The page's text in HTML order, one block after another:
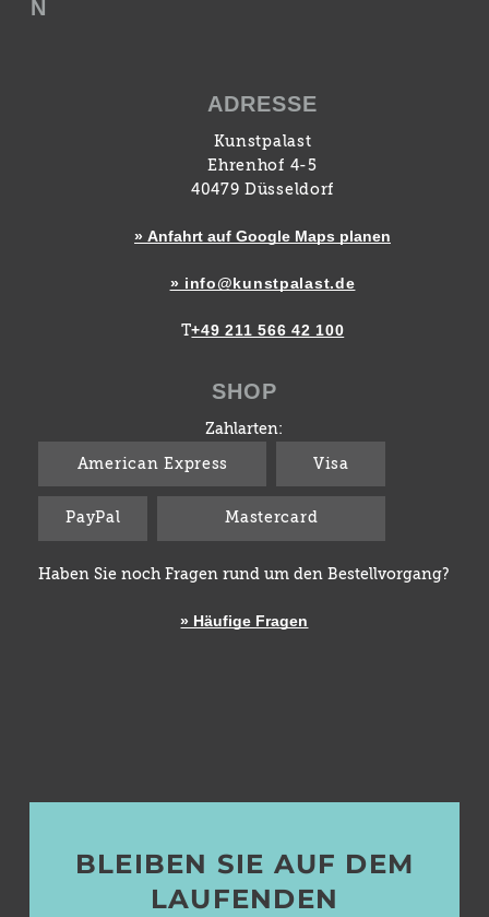
N
ADRESSE
Kunstpalast
Ehrenhof 4-5
40479 Düsseldorf
» Anfahrt auf Google Maps planen
» info@kunstpalast.de
T+49 211 566 42 100
SHOP
Zahlarten:
American Express Visa
PayPal Mastercard
Haben Sie noch Fragen rund um den Bestellvorgang?
» Häufige Fragen
BLEIBEN SIE AUF DEM
LAUFENDEN